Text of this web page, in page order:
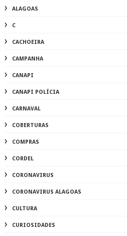
ALAGOAS
C
CACHOEIRA
CAMPANHA
CANAPI
CANAPI POLÍCIA
CARNAVAL
COBERTURAS
COMPRAS
CORDEL
CORONAVIRUS
CORONAVIRUS ALAGOAS
CULTURA
CURIOSIDADES